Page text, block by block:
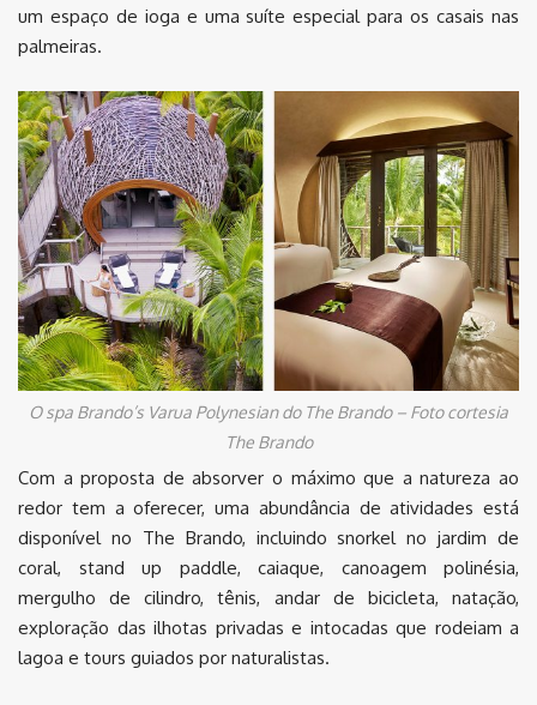
um espaço de ioga e uma suíte especial para os casais nas
palmeiras.
O spa Brando’s Varua Polynesian do The Brando – Foto cortesia
The Brando
Com a proposta de absorver o máximo que a natureza ao
redor tem a oferecer, uma abundância de atividades está
disponível no The Brando, incluindo snorkel no jardim de
coral, stand up paddle, caiaque, canoagem polinésia,
mergulho de cilindro, tênis, andar de bicicleta, natação,
exploração das ilhotas privadas e intocadas que rodeiam a
lagoa e tours guiados por naturalistas.